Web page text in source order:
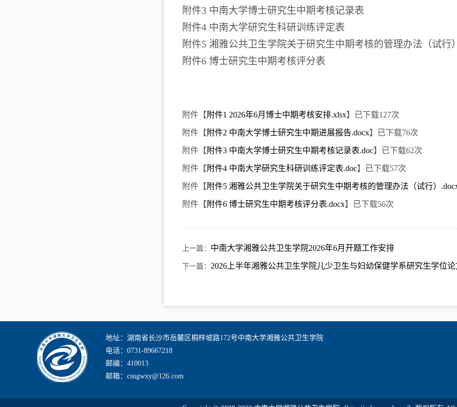
附件3 中南大学博士研究生中期考核记录表
附件4 中南大学研究生科研训练评定表
附件5 湘雅公共卫生学院关于研究生中期考核的管理办法（试行
附件6 博士研究生中期考核评分表
附件【 附件1 2026年6月博士中期考核安排.xlsx】已下载127次
附件【 附件2 中南大学博士研究生中期进展报告.docx】已下载76次
附件【 附件3 中南大学博士研究生中期考核记录表.doc】已下载62次
附件【 附件4 中南大学研究生科研训练评定表.doc】已下载57次
附件【 附件5 湘雅公共卫生学院关于研究生中期考核的管理办法（试行）
附件【 附件6 博士研究生中期考核评分表.docx】已下载56次
上一篇： 中南大学湘雅公共卫生学院2026年6月开题工作安排
下一篇： 2026上半年湘雅公共卫生学院儿少卫生与妇幼保健学系研究生学位
地址：湖南省长沙市岳麓区桐梓坡路172号中南大学湘雅公共卫生学院
电话：0731-89667218
邮编：410013
邮箱：csugwxy@126.com